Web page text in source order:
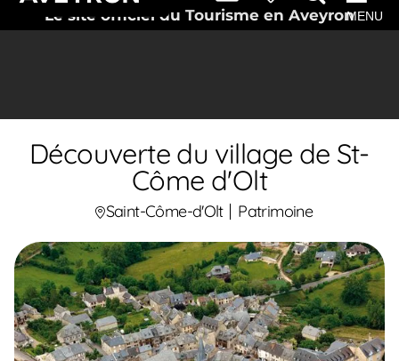
Le site officiel du Tourisme en AveyronMENU
Découverte du village de St-
Côme d'Olt
Saint-Côme-d'Olt Patrimoine